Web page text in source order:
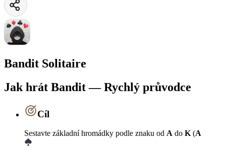
Bandit Solitaire
Jak hrát Bandit — Rychlý průvodce
Cíl
Sestavte základní hromádky podle znaku od A do K(A